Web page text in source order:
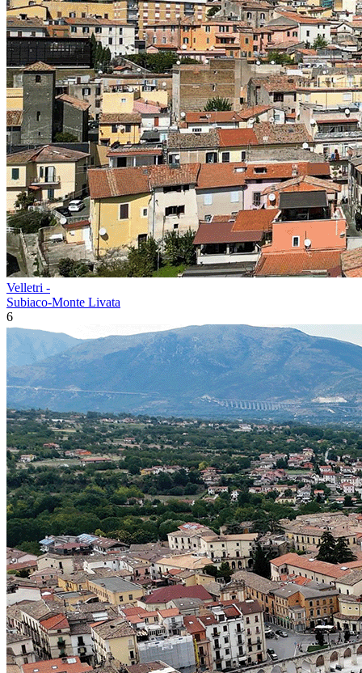
Velletri -
Subiaco-Monte Livata
6